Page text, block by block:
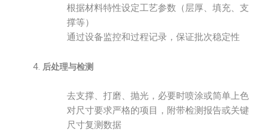
根据材料特性设定工艺参数（层厚、填充、支
撑等）
通过设备监控和过程记录，保证批次稳定性
后处理与检测
去支撑、打磨、抛光，必要时喷涂或简单上色
对尺寸要求严格的项目，附带检测报告或关键
尺寸复测数据